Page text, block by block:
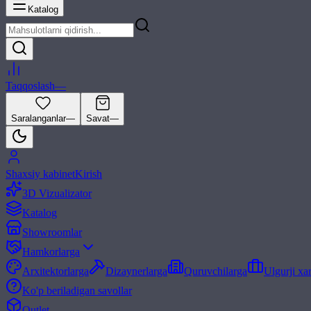
Katalog
Taqqoslash—
Saralanganlar— Savat—
Shaxsiy kabinetKirish
3D Vizualizator
Katalog
Showroomlar
Hamkorlarga
Arxitektorlarga
Dizaynerlarga Quruvchilarga
Ulgurji
Ko'p beriladigan savollar